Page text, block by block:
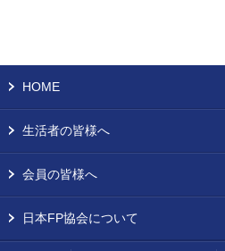
HOME
生活者の皆様へ
会員の皆様へ
日本FP協会について